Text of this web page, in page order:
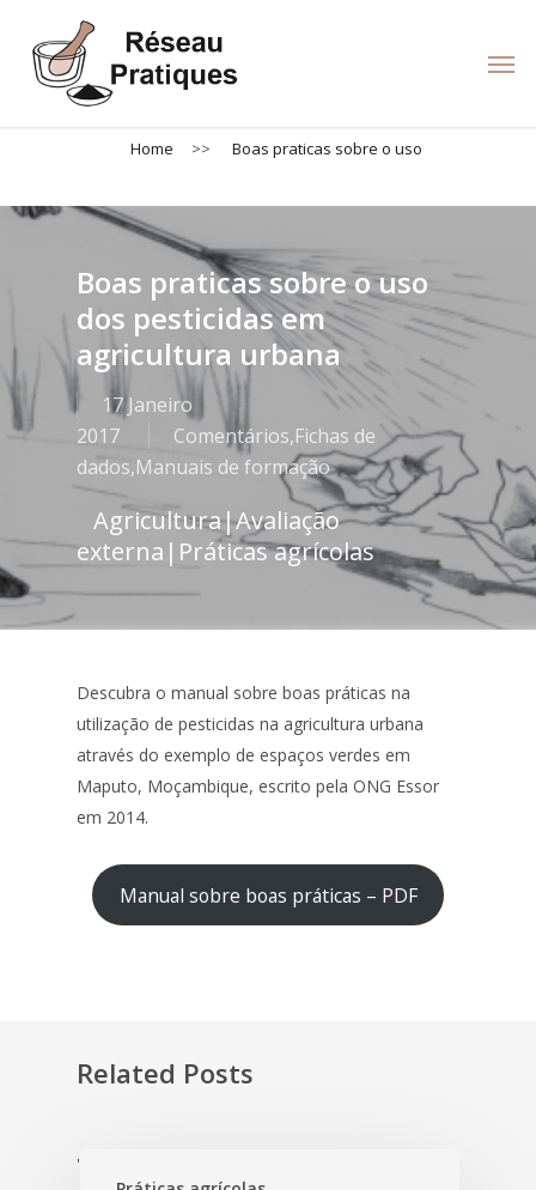
main
Home >> Boas praticas sobre o uso
Boas praticas sobre o uso
dos pesticidas em
agricultura urbana
17 Janeiro
2017
Comentários,Fichas de
dados,Manuais de formação
Agricultura|Avaliação
externa | Práticas agrícolas
Descubra o manual sobre boas práticas na
utilização de pesticidas na agricultura urbana
através do exemplo de espaços verdes em
Maputo, Moçambique, escrito pela ONG Essor
em 2014.
Manual sobre boas práticas – PDF
Related Posts
'